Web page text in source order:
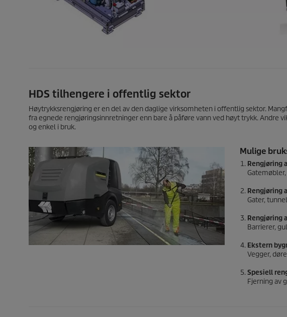
HDS tilhengere i offentlig sektor
Høytrykksrengjøring er en del av den daglige virksomheten i offentlig sektor.
fra egnede rengjøringsinnretninger enn bare å påføre vann ved høyt trykk. Andre
og enkel i bruk.
Mulige
Rengjøring
Rengjøring
Gater,
Rengjøring
Barrierer,
Ekstern
Vegger,
Spesiell
Fjerning av